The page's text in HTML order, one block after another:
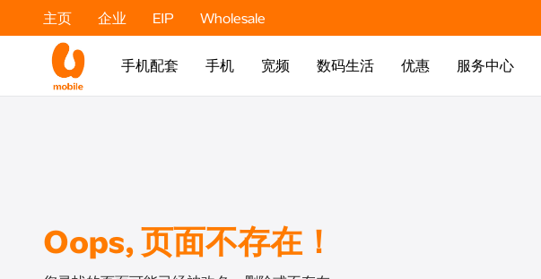
主页 企业 EIP Wholesale
手机配套 手机 宽频 数码生活 优惠 服务中心
Oops, 页面不存在！